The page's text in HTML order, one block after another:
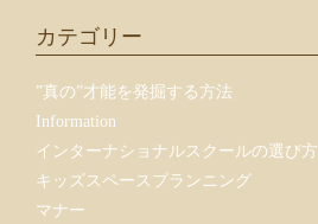
カテゴリー
”真の”才能を発掘する方法
Information
インターナショナルスクールの選び方
キッズスペースプランニング
マナー